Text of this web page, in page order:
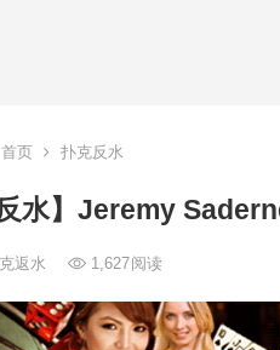
首页 扑克反水
反水】Jeremy
返水 1,627阅读